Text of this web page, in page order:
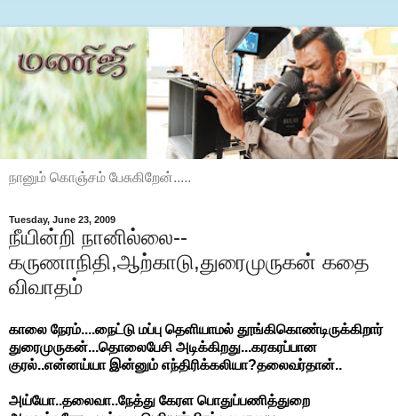
நானும் கொஞ்சம் பேசுகிறேன்.....
Tuesday, June 23, 2009
நீயின்றி நானில்லை--
கருணாநிதி,ஆற்காடு,துரைமுருகன் கதை
விவாதம்
காலை நேரம்....நைட்டு மப்பு தெளியாமல் தூங்கிகொண்டிருக்கிறார்
துரைமுருகன்...தொலைபேசி அடிக்கிறது...கரகரப்பான
குரல்..என்னய்யா இன்னும் எந்திரிக்கலியா?தலைவர்தான்..
அய்யோ..தலைவா..நேத்து கேரள பொதுப்பணித்துறை